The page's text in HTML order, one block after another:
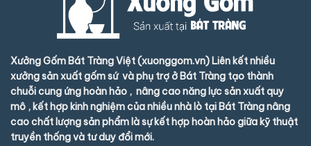
Xưởng Gốm Bát Tràng Việt (xuonggom.vn) Liên kết nhiều
xưởng sản xuất gốm sứ và phụ trợ ở Bát Tràng tạo thành
chuỗi cung ứng hoàn hảo , nâng cao năng lực sản xuất quy
mô , kết hợp kinh nghiệm của nhiều nhà lò tại Bát Tràng nâng
cao chất lượng sản phẩm là sự kết hợp hoàn hảo giữa kỹ thuật
truyền thống và tư duy đổi mới.